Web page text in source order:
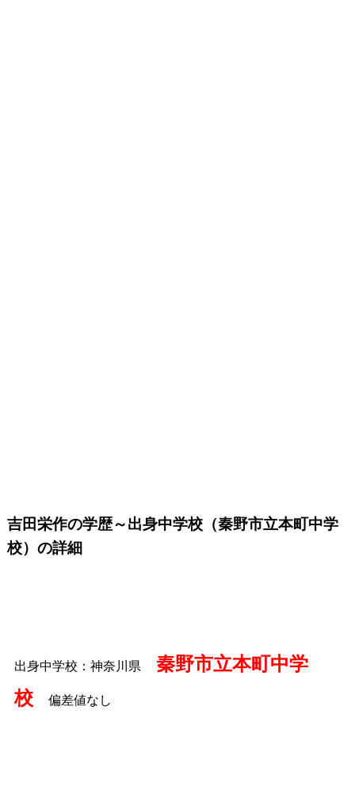
吉田栄作の学歴～出身中学校（秦野市立本町中学
校）の詳細
出身中学校：神奈川県
秦野市立本町中学
校
偏差値なし